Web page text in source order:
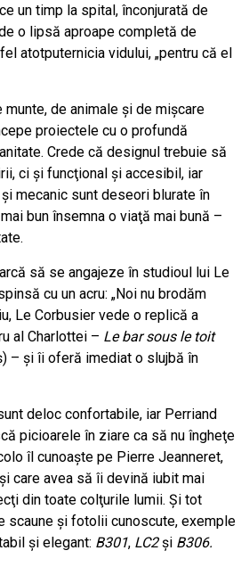
un timp la spital, înconjurată de
o lipsă aproape completă de
atotputernicia vidului, „pentru că el
munte, de animale şi de mişcare
proiectele cu o profundă
Crede că designul trebuie să
ci şi funcţional şi accesibil, iar
mecanic sunt deseori blurate în
bun însemna o viaţă mai bună –
să se angajeze în studioul lui Le
cu un acru: „Noi nu brodăm
Le Corbusier vede o replică a
al Charlottei – Le bar sous le toit
– şi îi oferă imediat o slujbă în
deloc confortabile, iar Perriand
picioarele în ziare ca să nu îngheţe
îl cunoaşte pe Pierre Jeanneret,
care avea să îi devină iubit mai
din toate colţurile lumii. Şi tot
scaune şi fotolii cunoscute, exemple
şi elegant: B301, LC2şi B306.